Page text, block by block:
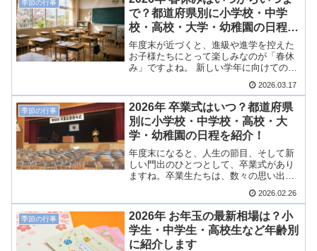
いつ行われるのでしょうか？ 都道府県別
に、小学校・中学校・高校・大学などの
日程を調査しましたので、ご紹介しま
す！
季節の行事
で？都道府県別に小学校・中学
校・高校・大学・幼稚園の日程を
紹介！
年度末が近づくと、進級や進学を控えた
お子様たちにとって楽しみなのが「春休
み」ですよね。 新しい学年に向けての準
始めている方も多いのではないでしょう
か。そこで、全国の主要都市（県庁所在
地等）を中心に、公立小学校・中学校・
高校・大学の春休み期間を調査しまし
た！
2026.03.17
季節の行事
2026年 卒業式はいつ？都道府県
別に小学校・中学校・高校・大
学・幼稚園の日程を紹介！
年度末になると、人生の節目、そして新
しい門出のひとつとして、卒業式があり
ますね。卒業生たちは、数々の思い出が
新たな一歩を踏み出すことと思います。
2026年（令和7年度）の卒業式はいつな
のでしょう？都道府県別に、小学校・中
学校・高校・大学にわけて調査しました
ので、ご紹介します！
2026.02.26
季節の行事
2026年 お年玉の最新相場は？小
学生・中学生・高校生など年齢別
に紹介します